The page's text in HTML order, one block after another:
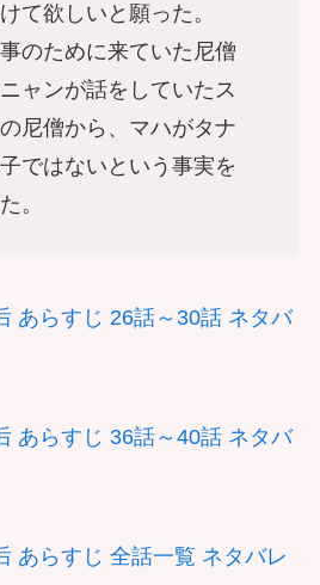
て欲しいと願った。
のために来ていた尼僧
ャンが話をしていたス
尼僧から、マハがタナ
ではないという事実を
。
あらすじ 26話～30話 ネタバ
あらすじ 36話～40話 ネタバ
あらすじ 全話一覧 ネタバレ